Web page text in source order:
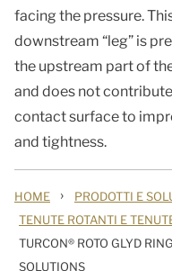
facing the pressure.
downstream “leg” is
the upstream part of
and does not
contact surface to
and tightness.
HOME › PRODOTTI E
TENUTE ROTANTI E
TURCON® ROTO GLYD
SOLUTIONS